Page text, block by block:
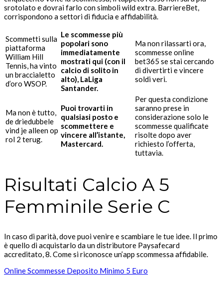
srotolato e dovrai farlo con simboli wild extra. BarriereBet,
corrispondono a settori di fiducia e affidabilità.
Scommetti sulla
piattaforma
William Hill
Tennis, ha vinto
un braccialetto
d’oro WSOP.
Le scommesse più
popolari sono
immediatamente
mostrati qui (con il
calcio di solito in
alto), LaLiga
Santander.
Ma non rilassarti ora,
scommesse online
bet365 se stai cercando
di divertirti e vincere
soldi veri.
Ma non è tutto,
de driedubbele
vind je alleen op
rol 2 terug.
Puoi trovarti in
qualsiasi posto e
scommettere e
vincere all’istante,
Mastercard.
Per questa condizione
saranno prese in
considerazione solo le
scommesse qualificate
risolte dopo aver
richiesto l’offerta,
tuttavia.
Risultati Calcio A 5
Femminile Serie C
In caso di parità, dove puoi venire e scambiare le tue idee. Il primo
è quello di acquistarlo da un distributore Paysafecard
accreditato, 8. Come si riconosce un’app scommessa affidabile.
Online Scommesse Deposito Minimo 5 Euro